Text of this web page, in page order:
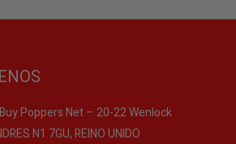
Buy Poppers Net – 20-22 Wenlock
N1 7GU, REINO UNIDO